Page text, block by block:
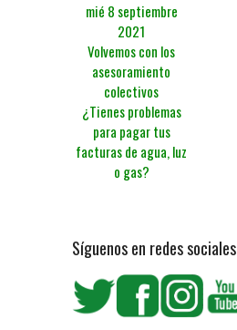
mié 8 septiembre
2021
Volvemos con los
asesoramiento
colectivos
¿Tienes problemas
para pagar tus
facturas de agua, luz
o gas?
Síguenos en redes sociales